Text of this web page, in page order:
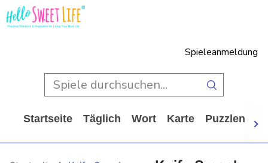
Spieleanmeldung
Startseite Täglich Wort Karte Puzzlen